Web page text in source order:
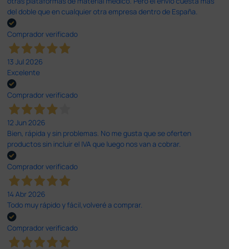
del doble que en cualquier otra empresa dentro de España.
Comprador verificado
13 Jul 2026
Excelente
Comprador verificado
12 Jun 2026
Bien, rápida y sin problemas. No me gusta que se oferten
productos sin incluir el IVA que luego nos van a cobrar.
Comprador verificado
14 Abr 2026
Todo muy rápido y fácil,volveré a comprar.
Comprador verificado